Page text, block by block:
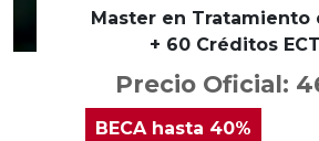
Master en Tratamiento
+ 60 Créditos
Precio Oficial:
BECAhasta 40%